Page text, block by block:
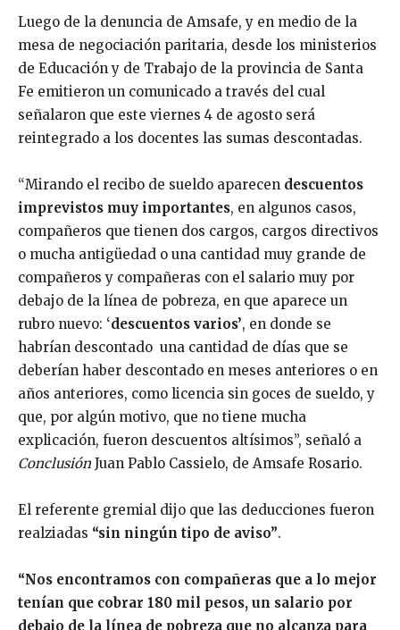
Luego de la denuncia de Amsafe, y en medio de la
mesa de negociación paritaria, desde los ministerios
de Educación y de Trabajo de la provincia de Santa
Fe emitieron un comunicado a través del cual
señalaron que este viernes 4 de agosto será
reintegrado a los docentes las sumas descontadas.
“Mirando el recibo de sueldo aparecen descuentos
imprevistos muy importantes, en algunos casos,
compañeros que tienen dos cargos, cargos directivos
o mucha antigüedad o una cantidad muy grande de
compañeros y compañeras con el salario muy por
debajo de la línea de pobreza, en que aparece un
rubro nuevo: ‘descuentos varios’, en donde se
habrían descontado una cantidad de días que se
deberían haber descontado en meses anteriores o en
años anteriores, como licencia sin goces de sueldo, y
que, por algún motivo, que no tiene mucha
explicación, fueron descuentos altísimos”, señaló a
Conclusión Juan Pablo Cassielo, de Amsafe Rosario.
El referente gremial dijo que las deducciones fueron
realziadas “sin ningún tipo de aviso”.
“Nos encontramos con compañeras que a lo mejor
tenían que cobrar 180 mil pesos, un salario por
debajo de la línea de pobreza que no alcanza para